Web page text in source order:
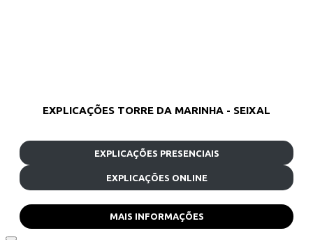
EXPLICAÇÕES TORRE DA MARINHA - SEIXAL
EXPLICAÇÕES PRESENCIAIS
EXPLICAÇÕES ONLINE
MAIS INFORMAÇÕES